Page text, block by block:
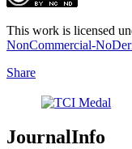
This work is licensed
NonCommercial-
Share
JournalInfo